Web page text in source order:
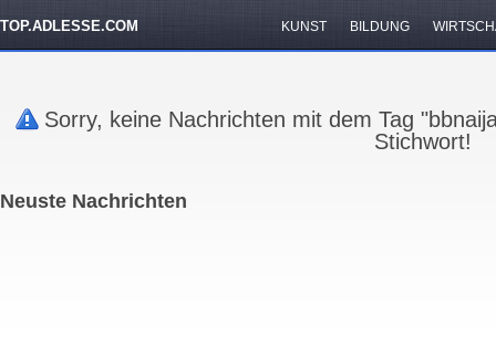
TOP.ADLESSE.COM KUNST BILDUNG
Sorry, keine Nachrichten mit dem Tag
Stichwort!
Neuste Nachrichten